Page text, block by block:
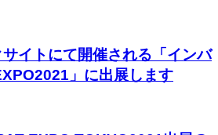
イトにて開催される「インバ
」に出展します